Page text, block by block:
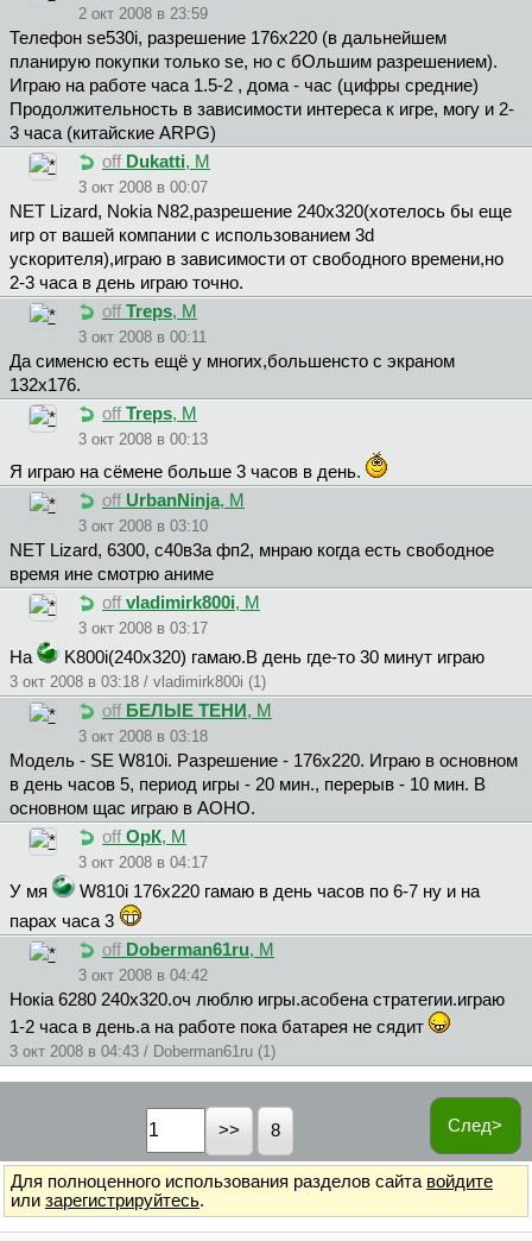
2 окт 2008 в 23:59
Телефон se530i, разрешение 176х220 (в дальнейшем
планирую покупки только se, но с бОльшим разрешением).
Играю на работе часа 1.5-2 , дома - час (цифры средние)
Продолжительность в зависимости интереса к игре, могу и 2-
3 часа (китайские ARPG)
off Dukatti, М
3 окт 2008 в 00:07
NET Lizard, Nokia N82,разрешение 240x320(хотелось бы еще
игр от вашей компании с использованием 3d
ускорителя),играю в зависимости от свободного времени,но
2-3 часа в день играю точно.
off Treps, М
3 окт 2008 в 00:11
Да сименсю есть ещё у многих,большенсто с экраном
132x176.
off Treps, М
3 окт 2008 в 00:13
Я играю на сёмене больше 3 часов в день.
off UrbanNinja, М
3 окт 2008 в 03:10
NET Lizard, 6300, с40в3а фп2, мнраю когда есть свободное
время ине смотрю аниме
off vladimirk800i, М
3 окт 2008 в 03:17
Ha K800i(240x320) гамаю.В день где-то 30 минут играю
3 окт 2008 в 03:18 / vladimirk800i (1)
off БЕЛЫЕ ТЕНИ , М
3 окт 2008 в 03:18
Модель - SE W810i. Разрешение - 176x220. Играю в основном
в день часов 5, период игры - 20 мин., перерыв - 10 мин. В
основном щас играю в АОНО.
off ОрК, М
3 окт 2008 в 04:17
У мя
W810i 176х220 гамаю в день часов по 6-7 ну и на
парах часа 3
off Doberman61ru, М
3 окт 2008 в 04:42
Нокiа 6280 240х320.оч люблю игры.асобена стратегии.играю
1-2 часа в день.а на работе пока батарея не сядит
3 окт 2008 в 04:43 / Doberman61ru (1)
След>
8
Для полноценного использования разделов сайта войдите
или зарегистрируйтесь.